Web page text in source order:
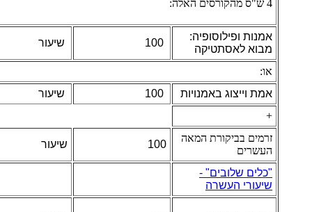
4 ש"ס מהקורסים האלה:
אמנות ופילוסופיה:
מבוא לאסתטיקה
שיעור
או:
אמת וייצוג באמנויות
שיעור
+
זרמים בביקורת המאה
העשרים
100 שיעור
"כלים שלובים" -
שיעורי העשרה